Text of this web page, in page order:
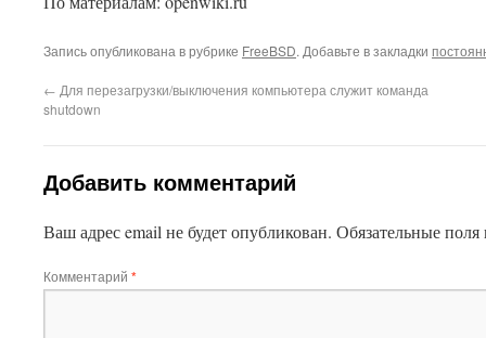
Запись опубликована в рубрике FreeBSD. Добавьте в закладки
← Для перезагрузки/выключения компьютера служит команда
shutdown
Добавить комментарий
Ваш адрес email не будет опубликован. Обязательные
Комментарий *